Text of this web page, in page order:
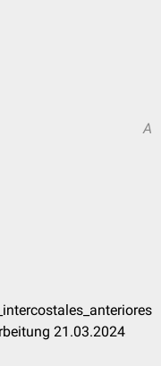
A
21.03.2024